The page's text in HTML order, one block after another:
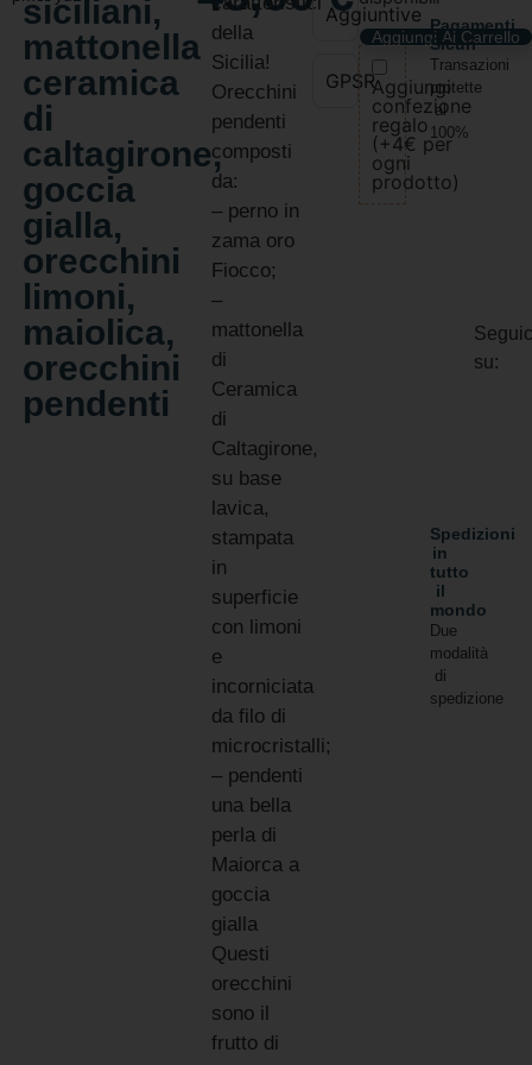
siciliani,
mattonella
ceramica
di
caltagirone,
goccia
gialla,
orecchini
limoni,
maiolica,
orecchini
pendenti
della
Sicilia!
Orecchini
pendenti
composti
da:
– perno in
zama oro
Fiocco;
–
mattonella
di
Ceramica
di
Caltagirone,
su base
lavica,
stampata
in
superficie
con limoni
e
incorniciata
da filo di
microcristalli;
– pendenti
una bella
perla di
Maiorca a
goccia
gialla
Questi
orecchini
sono il
frutto di
Aggiuntive
GPSR
Aggiungi Al Carrello
Aggiungi
confezione
regalo
(+4€ per
ogni
prodotto)
Pagamenti
Sicuri
Transazioni
protette
al
100%
Spedizioni
in
tutto
il
mondo
Due
modalità
di
spedizione
su: